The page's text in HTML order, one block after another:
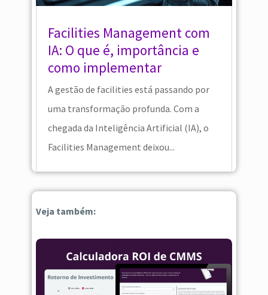
Facilities Management com
IA: O que é, importância e
como implementar
A gestão de facilities está passando por
uma transformação profunda. Com a
chegada da Inteligência Artificial (IA), o
Facilities Management deixou...
Veja também: